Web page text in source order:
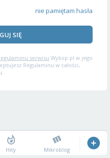
nie pamiętam hasła
SIĘ
serwisu Wykop.pl w jego
Regulaminu w całości,
Hity Mikroblog